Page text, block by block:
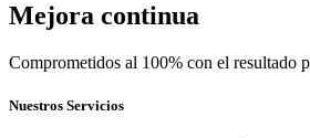
Mejora continua
Comprometidos al 100% con el resultado
Nuestros Servicios